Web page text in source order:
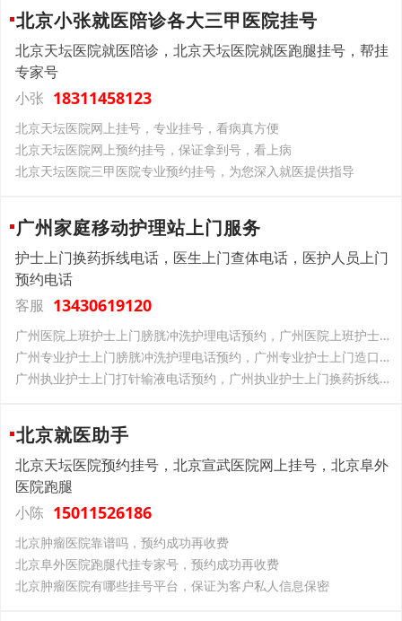
北京小张就医陪诊各大三甲医院挂号
北京天坛医院就医陪诊，北京天坛医院就医跑腿挂号，帮挂
专家号
小张 18311458123
北京天坛医院网上挂号，专业挂号，看病真方便
北京天坛医院网上预约挂号，保证拿到号，看上病
北京天坛医院三甲医院专业预约挂号，为您深入就医提供指导
广州家庭移动护理站上门服务
️护士上门换药拆线电话，医生上门查体电话，医护人员上门
预约电话
客服 13430619120
广州医院上班护士上门膀胱冲洗护理电话预约，广州医院上班护士上门造口维护造瘘护理电话预约，广州医院上班护士上门压疮处理电话预约
广州专业护士上门膀胱冲洗护理电话预约，广州专业护士上门造口维护造瘘护理电话预约，广州专业护士上门压疮处理电话预约
广州执业护士上门打针输液电话预约，广州执业护士上门换药拆线电话预约，广州执业护士上门PICC维护电话预约
北京就医助手
北京天坛医院预约挂号，北京宣武医院网上挂号，北京阜外
医院跑腿
小陈 15011526186
北京肿瘤医院靠谱吗，预约成功再收费
北京阜外医院跑腿代挂专家号，预约成功再收费
北京肿瘤医院有哪些挂号平台，保证为客户私人信息保密